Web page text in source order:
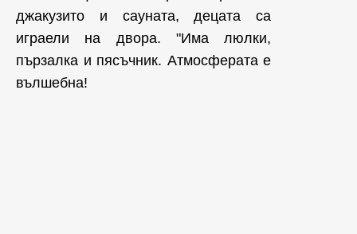
джакузито и сауната, децата са
играели на двора. "Има люлки,
пързалка и пясъчник. Атмосферата е
вълшебна!